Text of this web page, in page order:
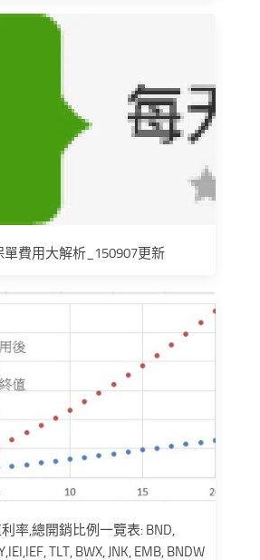
單費用大解析_150907更新
率,總開銷比例一覽表: BND,
TLT, BWX, JNK, EMB, BNDW